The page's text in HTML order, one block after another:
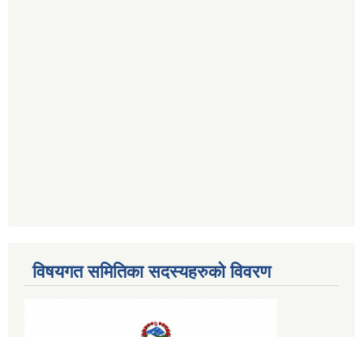
विषयगत समितिका सदस्यहरुको विवरण